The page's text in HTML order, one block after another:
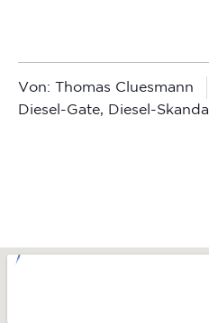
Von: Thomas Cluesmann
Diesel-Gate, Diesel-Skandal